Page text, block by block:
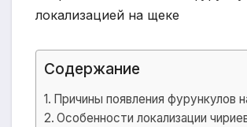
Содержание
Причины появления фурункулов
Особенности локализации